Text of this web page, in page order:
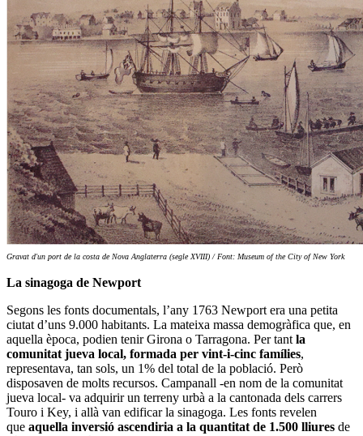
Gravat d'un port de la costa de Nova Anglaterra (segle XVIII) / Font: Museum of the City of New York
La sinagoga de Newport
Segons les fonts documentals, l’any 1763 Newport era una petita
ciutat d’uns 9.000 habitants. La mateixa massa demogràfica que, en
aquella època, podien tenir Girona o Tarragona. Per tant la
comunitat jueva local, formada per vint-i-cinc famílies,
representava, tan sols, un 1% del total de la població. Però
disposaven de molts recursos. Campanall -en nom de la comunitat
jueva local- va adquirir un terreny urbà a la cantonada dels carrers
Touro i Key, i allà van edificar la sinagoga. Les fonts revelen
que aquella inversió ascendiria a la quantitat de 1.500 lliures de